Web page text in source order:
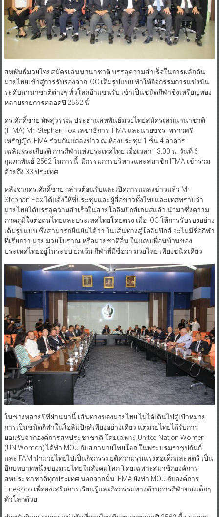
สหพันธ์มวยไทยสมัครเล่นนานาชาติ บรรลุความสำเร็จในการผลักดัน
มวยไทยเข้าสู่การรับรองจาก IOC เต็มรูปแบบ ทำให้กิจกรรมการแข่งขัน
ระดับนานาชาติต่างๆ ทั่วโลกอ้าแขนรับ เข้าเป็นชนิดกีฬาชิงเหรียญทอง
หลายรายการตลอดปี 2562 นี้
ดร.ศักดิ์ชาย ทัพสุวรรณ ประธานสหพันธ์มวยไทยสมัครเล่นนานาชาติ
(IFMA) Mr. Stephan Fox เลขาธิการ IFMA และนายขจร พราวศรี
เหรัญญิก IFMA ร่วมกันแถลงข่าว ณ ห้องประชุม 1 ชั้น 4 อาคาร
เฉลิมพระเกียรติ การกีฬาแห่งประเทศไทย เมื่อเวลา 13.00 น. วันที่ 6
กุมภาพันธ์ 2562 ในการนี้ มีกรรมการบริหารและสมาชิก IFMA เข้าร่วม
ด้วยถึง 33 ประเทศ
หลังจากดร.ศักดิ์ชาย กล่าวต้อนรับและเปิดการแถลงข่าวแล้ว Mr.
Stephan Fox ได้แจ้งให้ที่ประชุมและผู้สื่อข่าวทั้งไทยและเทศทราบว่า
มวยไทยได้บรรลุความสำเร็จในสายโอลิมปิกส์เกมส์แล้ว นำมาซึ่งความ
ภาคภูมิใจต่อคนไทยและประเทศไทยโดยตรง เมื่อ IOC ให้การรับรองอย่าง
เต็มรูปแบบ ซึ่งสามารถยืนยันได้ว่า ในเส้นทางสู่โอลิมปิกส์ จะไม่มีชื่อกีฬา
ที่เรียกว่า มวย มวยโบราณ หรือมวยชาติอื่น ในแถบเพื่อนบ้านของ
ประเทศไทยอยู่ในระบบ ยกเว้น กีฬาที่มีชื่อว่า มวยไทย เพียงชนิดเดียว
ในช่วงหลายปีที่ผ่านมานี้ เส้นทางของมวยไทย ไม่ได้เดินไปสู่เป้าหมาย
การเป็นชนิดกีฬาในโอลิมปิกส์เพียงอย่างเดียว แต่มวยไทยได้รับการ
ยอมรับจากองค์การสหประชาชาติ โดยเฉพาะ United Nation Women
(UN Women) ได้ทำ MOU กับสภามวยไทยโลก ในพระบรมราชูปถัมภ์
และIFAM นำมวยไทยไปเป็นกิจกรรมยุติความรุนแรงต่อเด็กและสตรี เป็น
อีกบทบาทหนึ่งของมวยไทยในสังคมโลก โดยเฉพาะสมาชิกองค์การ
สหประชาชาติทุกประเทศ นอกจากนั้น IFMA ยังทำ MOU กับองค์การ
Unessco เพื่อส่งเสริมการเรียนรู้และกิจกรรมทางด้านการกีฬาของเด็กๆ
ทั่วโลกด้วย